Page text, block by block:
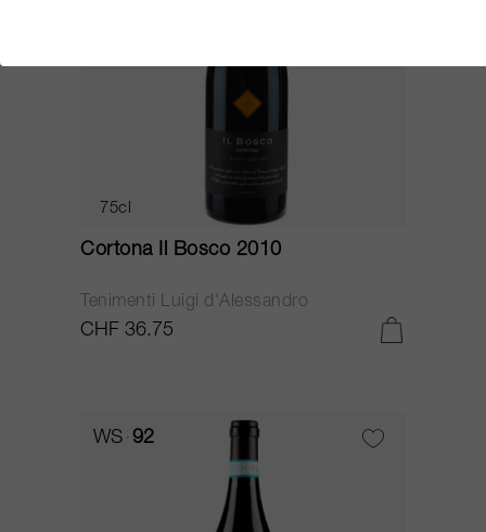
75cl
Cortona Il Bosco 2010
Tenimenti Luigi d'Alessandro
CHF 36.75
WS 92